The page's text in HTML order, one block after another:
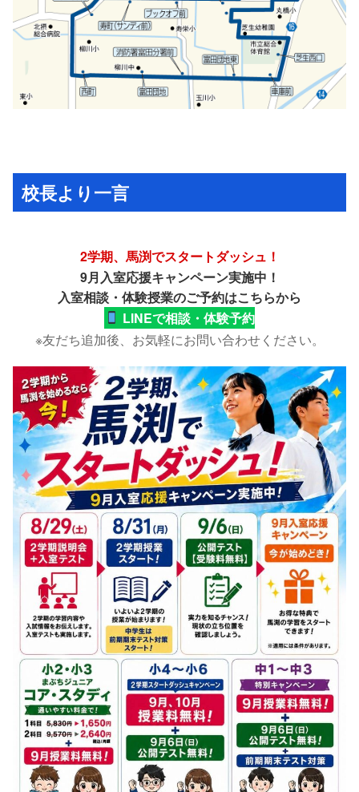
校長より一言
2学期、馬渕でスタートダッシュ！
9月入室応援キャンペーン実施中！
入室相談・体験授業のご予約はこちらから
LINEで相談・体験予約
※友だち追加後、お気軽にお問い合わせください。